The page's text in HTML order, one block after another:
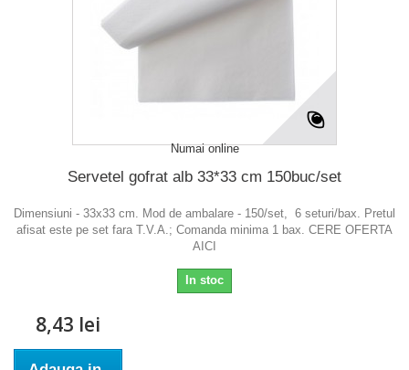
Numai online
Servetel gofrat alb 33*33 cm 150buc/set
Dimensiuni - 33x33 cm. Mod de ambalare - 150/set, 6 seturi/bax. Pretul
afisat este pe set fara T.V.A.; Comanda minima 1 bax. CERE OFERTA
AICI
In stoc
8,43 lei